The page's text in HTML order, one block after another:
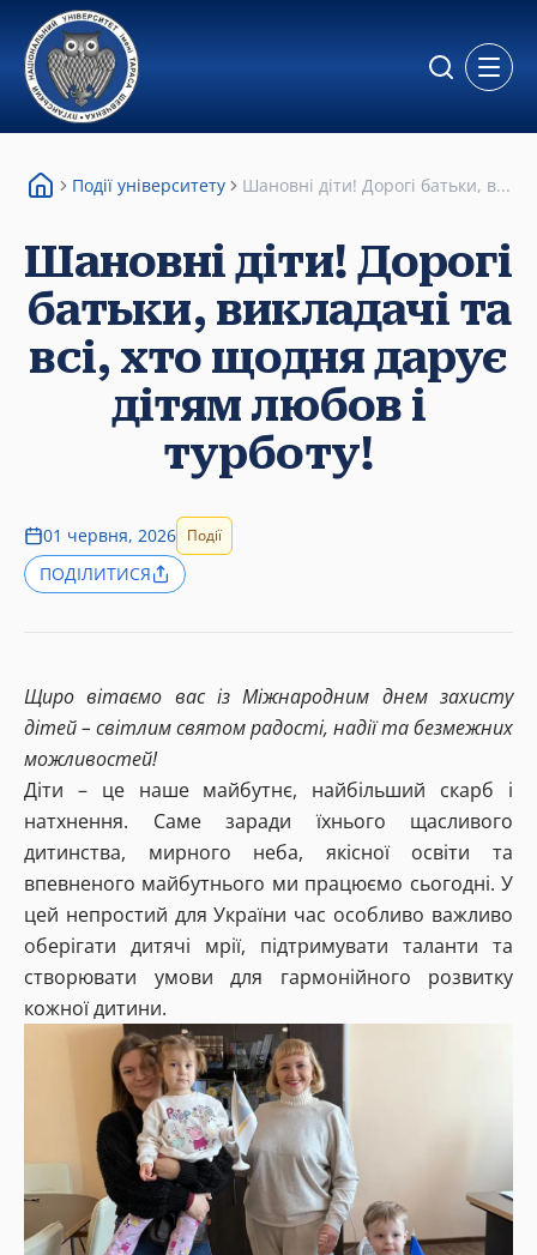
Події університету Шановні діти! Дорогі батьки, в...
Шановні діти! Дорогі
батьки, викладачі та
всі, хто щодня дарує
дітям любов і
турботу!
01 червня, 2026 Події
ПОДІЛИТИСЯ
Щиро вітаємо вас із Міжнародним днем захисту
дітей – світлим святом радості, надії та безмежних
можливостей!
Діти – це наше майбутнє, найбільший скарб і
натхнення. Саме заради їхнього щасливого
дитинства, мирного неба, якісної освіти та
впевненого майбутнього ми працюємо сьогодні. У
цей непростий для України час особливо важливо
оберігати дитячі мрії, підтримувати таланти та
створювати умови для гармонійного розвитку
кожної дитини.